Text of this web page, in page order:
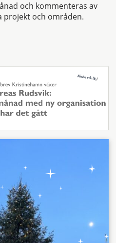
och kommenteras av
projekt och områden.